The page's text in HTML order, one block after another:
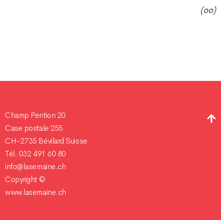
(oo)
Champ Pention 20
Case postale 255
CH-2735 Bévilard Suisse
Tél. 032 491 60 80
info@lasemaine.ch
Copyright ©
www.lasemaine.ch